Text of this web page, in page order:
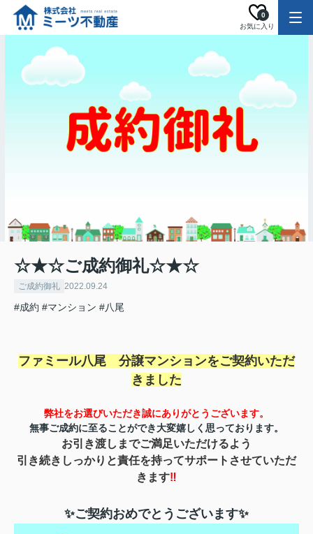
お気に入り
0
☆★☆ご成約御礼☆★☆
ご成約御礼 2022.09.24
#成約 #マンション #八尾
ファミール八尾 分譲マンションをご契約いただ
きました
弊社をお選びいただき誠にありがとうございます。
無事ご成約に至ることができ大変嬉しく思っております。
お引き渡しまでご満足いただけるよう
引き続きしっかりと責任を持ってサポートさせていただ
きます‼
✨ご契約おめでとうございます✨